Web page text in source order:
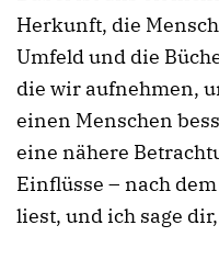
Herkunft, die
Umfeld und die
die wir aufnehmen,
einen Menschen
eine nähere
Einflüsse – nach
liest, und ich sage